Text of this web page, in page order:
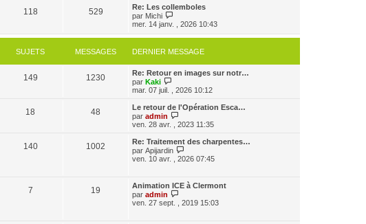
s
a
g
e
r
i
e
m
s
g
r
e
d
e
n
e
m
e
s
s
a
g
118 529
Re: Les collemboles
par Michi
r
l
e
d
e
n
e
r
m
e
s
a
g
mer. 14 janv. , 2026 10:43
SUJETS MESSAGES DERNIER MESSAGE
149 1230
Re: Retour en images sur notr…
par Kaki
o
r
l
e
d
r
n
i
m
e
s
mar. 07 juil. , 2026 10:12
18 48
Le retour de l'Opération Esca…
par admin
o
r
l
e
d
n
e
ven. 28 avr. , 2023 11:35
140 1002
Re: Traitement des charpentes…
par Apijardin
o
e
d
e
ven. 10 avr. , 2026 07:45
7 19
Animation ICE à Clermont
par admin
o
ven. 27 sept. , 2019 15:03